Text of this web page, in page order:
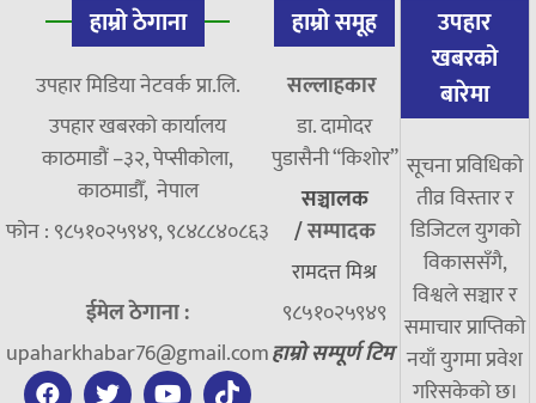
हाम्रो ठेगाना
उपहार मिडिया नेटवर्क प्रा.लि.
उपहार खबरको कार्यालय
काठमाडौं –३२, पेप्सीकोला,
काठमाडौँ, नेपाल
फोन : ९८५१०२५९४९, ९८४८८४०८६३
ईमेल ठेगाना :
upaharkhabar76@gmail.com
हाम्रो समूह
सल्लाहकार
डा. दामाेदर
पुडासैनी “किशाेर”
सञ्चालक
/सम्पादक
रामदत्त मिश्र
९८५१०२५९४९
हाम्रो सम्पूर्ण टिम
उपहार
खबरको
बारेमा
सूचना प्रविधिको
तीव्र विस्तार र
डिजिटल युगको
विकाससँगै,
विश्वले सञ्चार र
समाचार प्राप्तिको
नयाँ युगमा प्रवेश
गरिसकेको छ।